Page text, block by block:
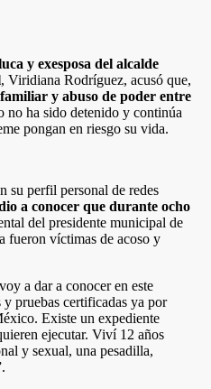
y exesposa del alcalde
, Viridiana Rodríguez, acusó que,
y abuso de poder entre
no ha sido detenido y continúa
pongan en riesgo su vida.
su perfil personal de redes
a conocer que durante ocho
del presidente municipal de
fueron víctimas de acoso y
a dar a conocer en este
y pruebas certificadas ya por
Existe un expediente
ejecutar. Viví 12 años
y sexual, una pesadilla,